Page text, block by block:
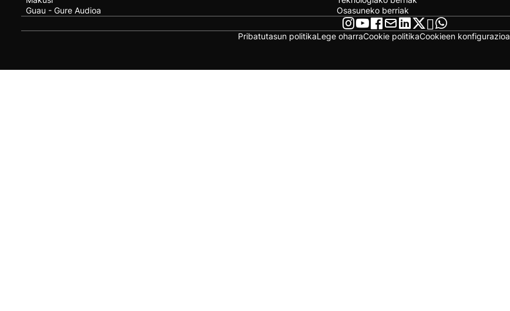
Guau - Gure Audioa
Osasuneko berriak
Pribatutasun politikaLege oharraCookie politikaCookieen konfigurazioa